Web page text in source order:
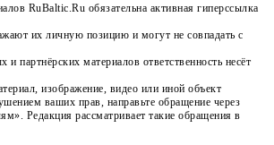
RuBaltic.Ru обязательна активная гиперссылка
их личную позицию и могут не совпадать с
и партнёрских материалов ответственность несёт
изображение, видео или иной объект
ваших прав, направьте обращение через
Редакция рассматривает такие обращения в